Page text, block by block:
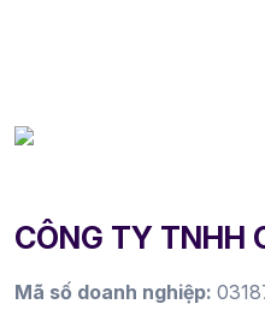
CÔNG TY TNHH
Mã số doanh nghiệp: